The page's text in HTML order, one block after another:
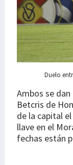
Duelo
Ambos se
Betcris de
de la capital
llave en el
fechas están